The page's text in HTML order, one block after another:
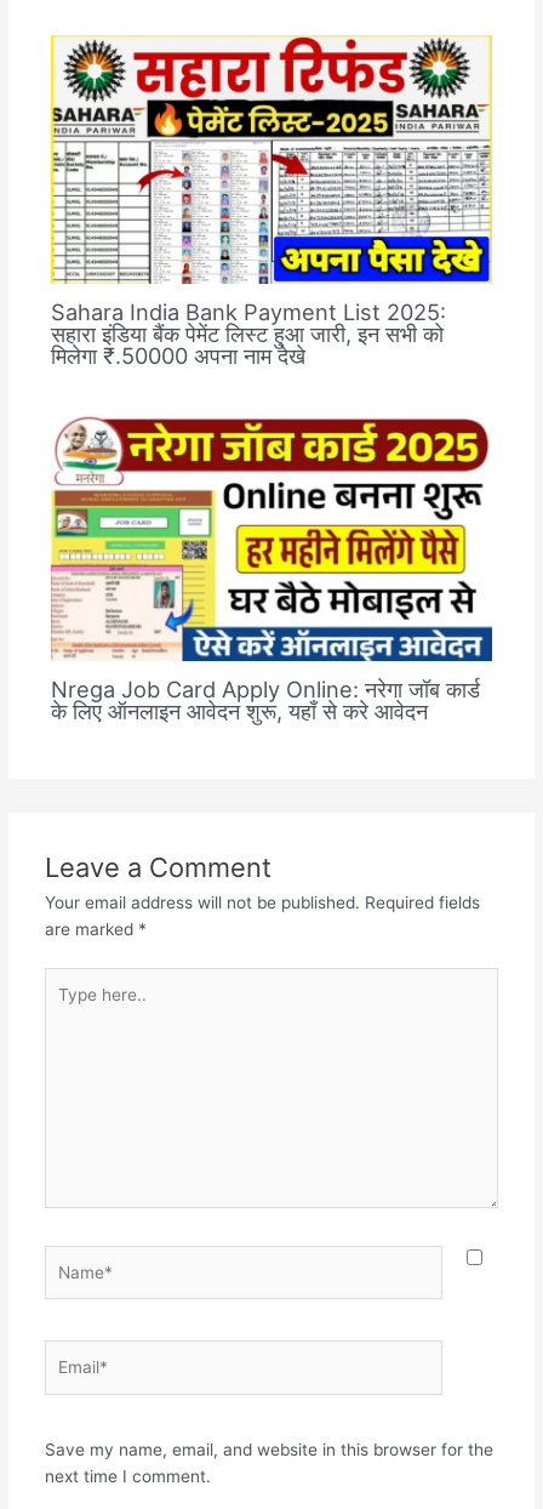
Sahara India Bank Payment List 2025:
सहारा इंडिया बैंक पेमेंट लिस्ट हुआ जारी, इन सभी को
मिलेगा ₹.50000 अपना नाम देखे
Nrega Job Card Apply Online: नरेगा जॉब कार्ड
के लिए ऑनलाइन आवेदन शुरू, यहाँ से करे आवेदन
Leave a Comment
Your email address will not be published. Required fields
are marked *
here..
Save my name, email, and website in this browser for the
next time I comment.